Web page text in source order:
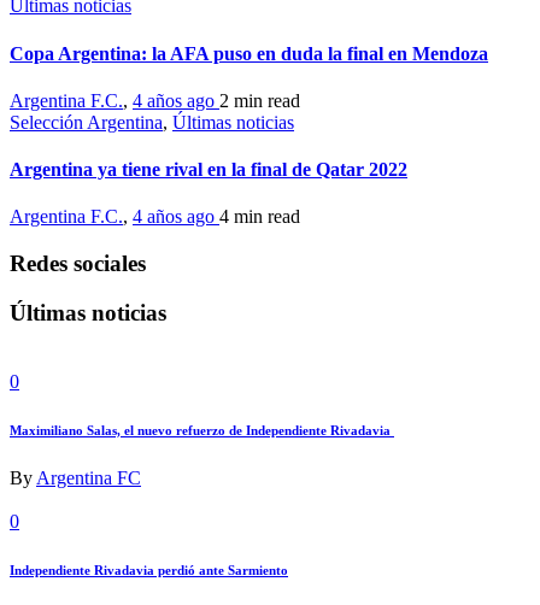
Últimas noticias
Copa Argentina: la AFA puso en duda la final en Mendoza
Argentina F.C., 4 años ago 2 min read
Selección Argentina, Últimas noticias
Argentina ya tiene rival en la final de Qatar 2022
Argentina F.C., 4 años ago 4 min read
Redes sociales
Últimas noticias
0
Maximiliano Salas, el nuevo refuerzo de Independiente Rivadavia
By Argentina FC
0
Independiente Rivadavia perdió ante Sarmiento